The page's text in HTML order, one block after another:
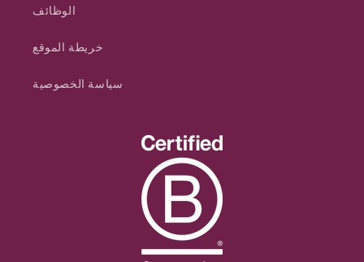
الوظائف
خريطة الموقع
سياسة الخصوصية